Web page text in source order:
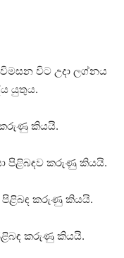
විට උදා ලග්නය
යුතුය.
කරුණු කියයි.
පිළිබඳව කරුණු කියයි.
පිළිබඳ කරුණු කියයි.
කරුණු කියයි.